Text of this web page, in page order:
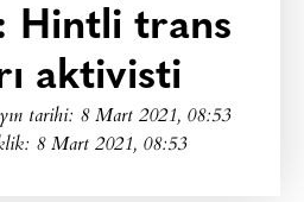
Hintli trans
aktivisti
tarihi: 8 Mart 2021, 08:53
8 Mart 2021, 08:53